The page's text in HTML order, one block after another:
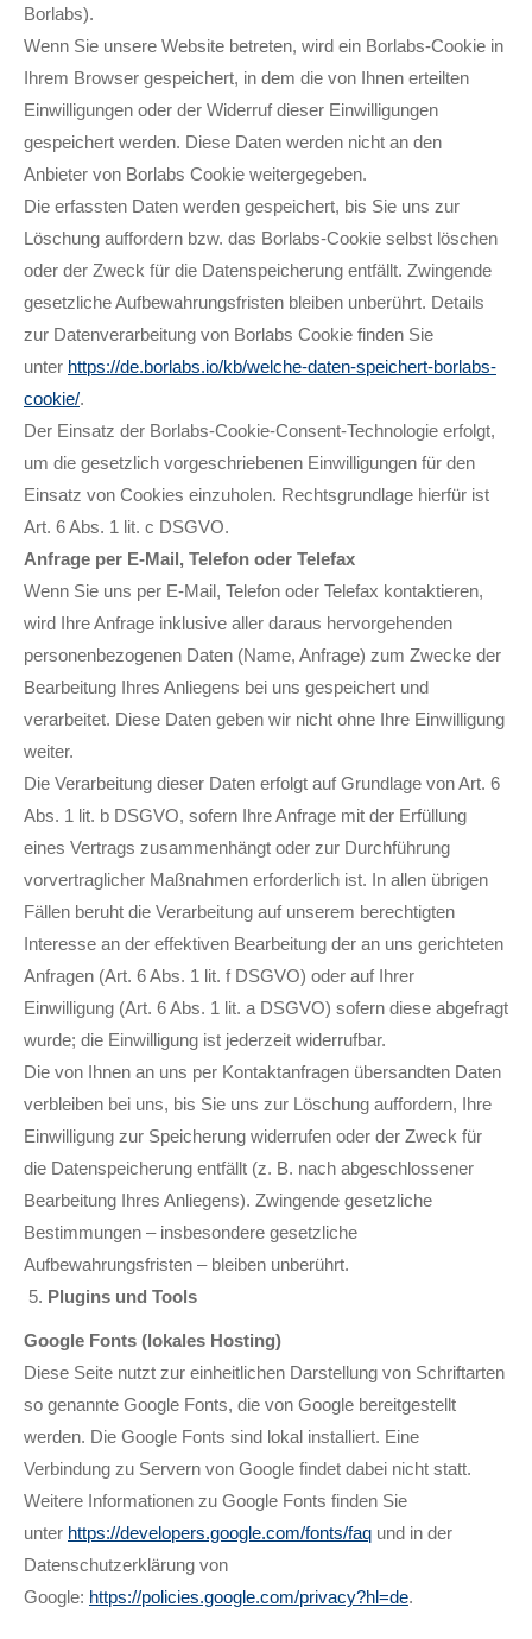
Borlabs).
Wenn Sie unsere Website betreten, wird ein Borlabs-Cookie in
Ihrem Browser gespeichert, in dem die von Ihnen erteilten
Einwilligungen oder der Widerruf dieser Einwilligungen
gespeichert werden. Diese Daten werden nicht an den
Anbieter von Borlabs Cookie weitergegeben.
Die erfassten Daten werden gespeichert, bis Sie uns zur
Löschung auffordern bzw. das Borlabs-Cookie selbst löschen
oder der Zweck für die Datenspeicherung entfällt. Zwingende
gesetzliche Aufbewahrungsfristen bleiben unberührt. Details
zur Datenverarbeitung von Borlabs Cookie finden Sie
unter https://de.borlabs.io/kb/welche-daten-speichert-borlabs-
cookie/.
Der Einsatz der Borlabs-Cookie-Consent-Technologie erfolgt,
um die gesetzlich vorgeschriebenen Einwilligungen für den
Einsatz von Cookies einzuholen. Rechtsgrundlage hierfür ist
Art. 6 Abs. 1 lit. c DSGVO.
Anfrage per E-Mail, Telefon oder Telefax
Wenn Sie uns per E-Mail, Telefon oder Telefax kontaktieren,
wird Ihre Anfrage inklusive aller daraus hervorgehenden
personenbezogenen Daten (Name, Anfrage) zum Zwecke der
Bearbeitung Ihres Anliegens bei uns gespeichert und
verarbeitet. Diese Daten geben wir nicht ohne Ihre Einwilligung
weiter.
Die Verarbeitung dieser Daten erfolgt auf Grundlage von Art. 6
Abs. 1 lit. b DSGVO, sofern Ihre Anfrage mit der Erfüllung
eines Vertrags zusammenhängt oder zur Durchführung
vorvertraglicher Maßnahmen erforderlich ist. In allen übrigen
Fällen beruht die Verarbeitung auf unserem berechtigten
Interesse an der effektiven Bearbeitung der an uns gerichteten
Anfragen (Art. 6 Abs. 1 lit. f DSGVO) oder auf Ihrer
Einwilligung (Art. 6 Abs. 1 lit. a DSGVO) sofern diese abgefragt
wurde; die Einwilligung ist jederzeit widerrufbar.
Die von Ihnen an uns per Kontaktanfragen übersandten Daten
verbleiben bei uns, bis Sie uns zur Löschung auffordern, Ihre
Einwilligung zur Speicherung widerrufen oder der Zweck für
die Datenspeicherung entfällt (z. B. nach abgeschlossener
Bearbeitung Ihres Anliegens). Zwingende gesetzliche
Bestimmungen – insbesondere gesetzliche
Aufbewahrungsfristen – bleiben unberührt.
Plugins und Tools
Google Fonts (lokales Hosting)
Diese Seite nutzt zur einheitlichen Darstellung von Schriftarten
so genannte Google Fonts, die von Google bereitgestellt
werden. Die Google Fonts sind lokal installiert. Eine
Verbindung zu Servern von Google findet dabei nicht statt.
Weitere Informationen zu Google Fonts finden Sie
unter https://developers.google.com/fonts/faq und in der
Datenschutzerklärung von
Google: https://policies.google.com/privacy?hl=de.